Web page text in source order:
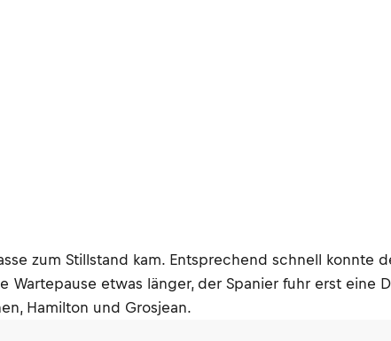
zum Stillstand kam. Entsprechend schnell konnte
etwas länger, der Spanier fuhr erst
Hamilton und Grosjean.